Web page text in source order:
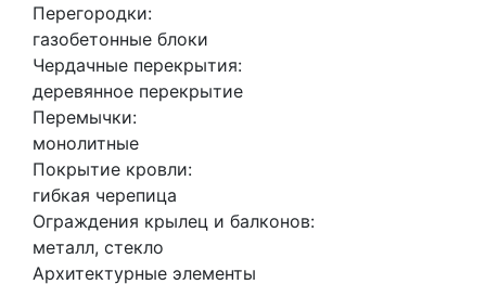
Перегородки:
газобетонные блоки
Чердачные перекрытия:
деревянное перекрытие
Перемычки:
монолитные
Покрытие кровли:
гибкая черепица
Ограждения крылец и балконов:
металл, стекло
Архитектурные элементы